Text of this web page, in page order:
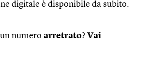
digitale è disponibile da subito.
numero arretrato? Vai